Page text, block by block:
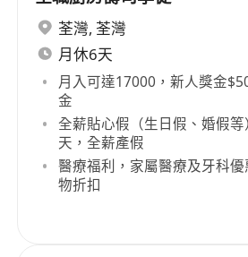
荃灣, 荃灣
月休6天
月入可達17000，新人獎金
金
全薪貼心假（生日假、婚假
天，全薪產假
醫療福利，家屬醫療及牙科
物折扣